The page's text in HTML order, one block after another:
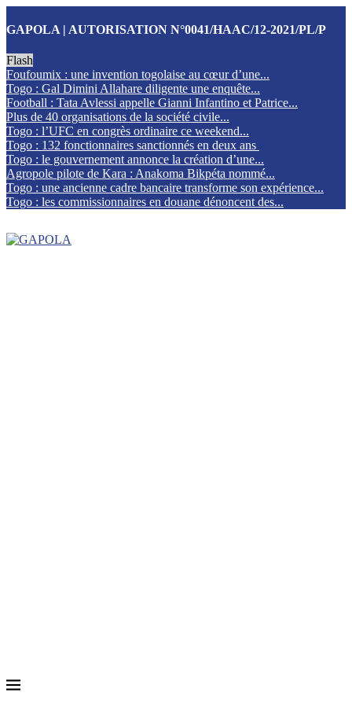
GAPOLA | AUTORISATION N°0041/HAAC/12-2021/PL/P
Flash
Foufoumix : une invention togolaise au cœur d’une...
Togo : Gal Dimini Allahare diligente une enquête...
Football : Tata Avlessi appelle Gianni Infantino et Patrice...
Plus de 40 organisations de la société civile...
Togo : l’UFC en congrès ordinaire ce weekend...
Togo : 132 fonctionnaires sanctionnés en deux ans
Togo : le gouvernement annonce la création d’une...
Agropole pilote de Kara : Anakoma Bikpéta nommé...
Togo : une ancienne cadre bancaire transforme son expérience...
Togo : les commissionnaires en douane dénoncent des...